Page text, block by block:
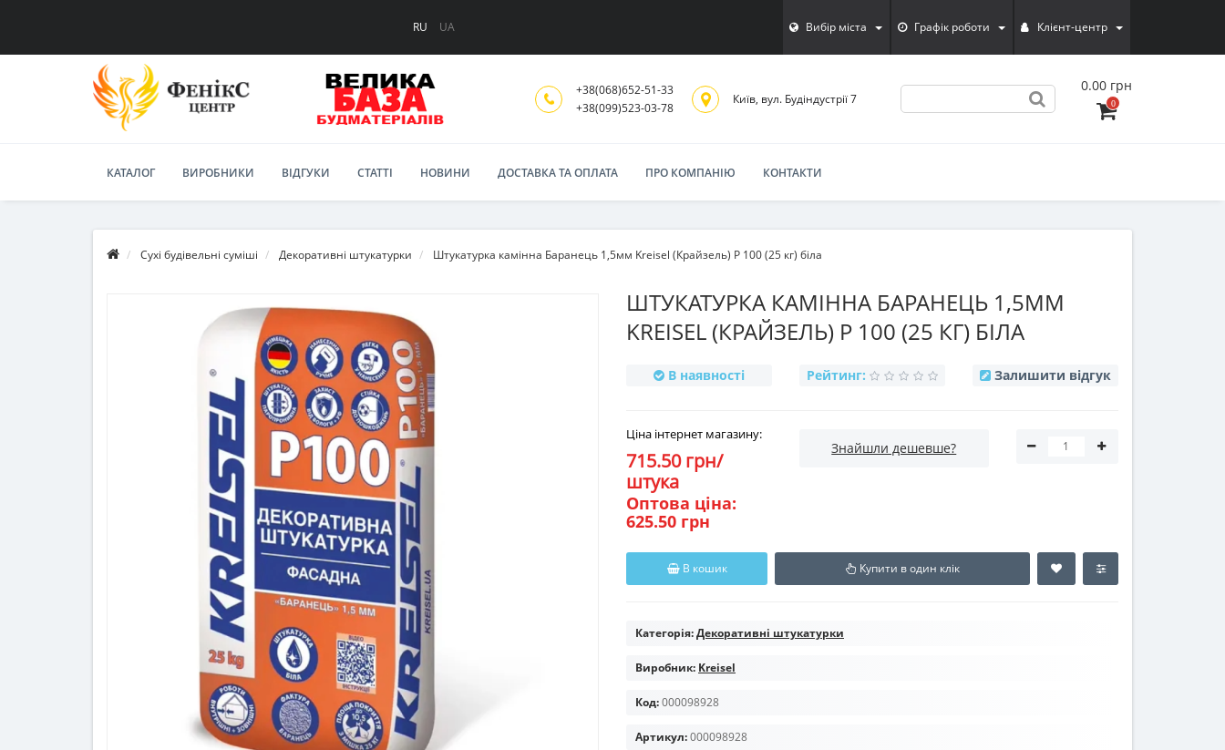
RU UA Вибiр мiста Графік роботи Клієнт-центр
+38(068)652-51-33
‎+38(099)523-03-78
Київ, вул. Будіндустрії 7
0.00 грн
0
КАТАЛОГ ВИРОБНИКИ ВІДГУКИ СТАТТІ НОВИНИ ДОСТАВКА ТА ОПЛАТА ПРО КОМПАНІЮ КОНТАКТИ
Сухі будівельні суміші Декоративні штукатурки Штукатурка камінна Баранець 1,5мм Kreisel (Крайзель) Р 100 (25 кг) біла
ШТУКАТУРКА КАМІННА БАРАНЕЦЬ 1,5ММ
KREISEL (КРАЙЗЕЛЬ) Р 100 (25 КГ) БІЛА
В наявності Рейтинг: Залишити відгук
Ціна інтернет магазину:
715.50 грн/
штука
Оптова ціна:
625.50 грн
Знайшли дешевше?
В кошик Купити в один клік
Категорія:Декоративні штукатурки
Виробник: Kreisel
Код:000098928
Артикул:000098928